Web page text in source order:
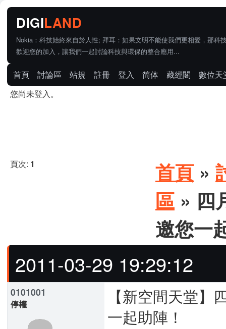
Nokia：科技始終來自於人性; 拜耳：如果文明不能使我們更相愛，那科
歡迎您的加入，讓我們一起討論科技與環保的整合應用...
首頁 討論區 站規 註冊 登入 简体 藏經閣
數位天
您尚未登入。
頁次: 1 首頁 »
區 » 四
邀您一
2011-03-29 19:29:12
0101001
停權
【新空間天堂
一起助陣！